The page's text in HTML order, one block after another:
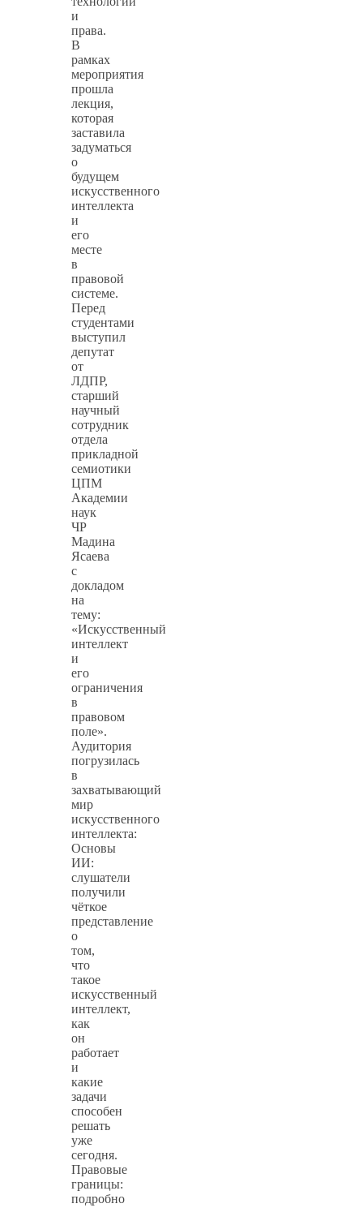
и
права.
В
рамках
мероприятия
прошла
лекция,
которая
заставила
задуматься
о
будущем
искусственного
интеллекта
и
его
месте
в
правовой
системе.
Перед
студентами
выступил
депутат
от
ЛДПР,
старший
научный
сотрудник
отдела
прикладной
семиотики
ЦПМ
Академии
наук
ЧР
Мадина
Ясаева
с
докладом
на
тему:
«Искусственный
интеллект
и
его
ограничения
в
правовом
поле».
Аудитория
погрузилась
в
захватывающий
мир
искусственного
интеллекта:
Основы
ИИ:
слушатели
получили
чёткое
представление
о
том,
что
такое
искусственный
интеллект,
как
он
работает
и
какие
задачи
способен
решать
уже
сегодня.
Правовые
границы:
подробно